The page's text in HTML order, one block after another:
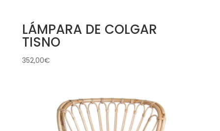
LÁMPARA DE COLGAR
TISNO
352,00€